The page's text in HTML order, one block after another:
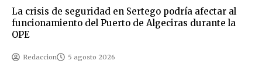
La crisis de seguridad en Sertego podría afectar al
funcionamiento del Puerto de Algeciras durante la
OPE
Redaccion 5 agosto 2026